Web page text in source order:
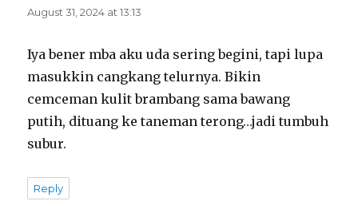
August 31, 2024 at 13:13
Iya bener mba aku uda sering begini, tapi lupa
masukkin cangkang telurnya. Bikin
cemceman kulit brambang sama bawang
putih, dituang ke taneman terong…jadi tumbuh
subur.
Reply